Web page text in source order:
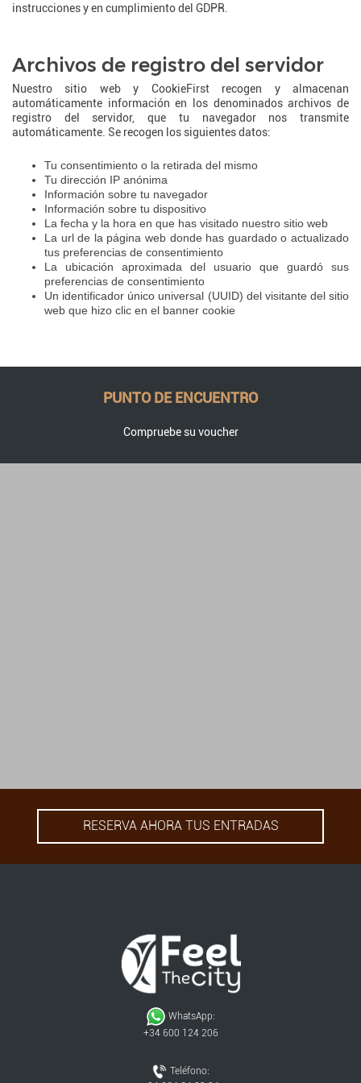
instrucciones y en cumplimiento del GDPR.
Archivos de registro del servidor
Nuestro sitio web y CookieFirst recogen y almacenan
automáticamente información en los denominados archivos de
registro del servidor, que tu navegador nos transmite
automáticamente. Se recogen los siguientes datos:
Tu consentimiento o la retirada del mismo
Tu dirección IP anónima
Información sobre tu navegador
Información sobre tu dispositivo
La fecha y la hora en que has visitado nuestro sitio web
La url de la página web donde has guardado o actualizado
tus preferencias de consentimiento
La ubicación aproximada del usuario que guardó sus
preferencias de consentimiento
Un identificador único universal (UUID) del visitante del sitio
web que hizo clic en el banner cookie
PUNTO DE ENCUENTRO
Compruebe su voucher
RESERVA AHORA TUS ENTRADAS
WhatsApp:
+34 600 124 206
Teléfono: